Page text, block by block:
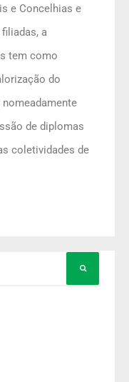
e Concelhias e
a
tem como
do
de diplomas
coletividades de